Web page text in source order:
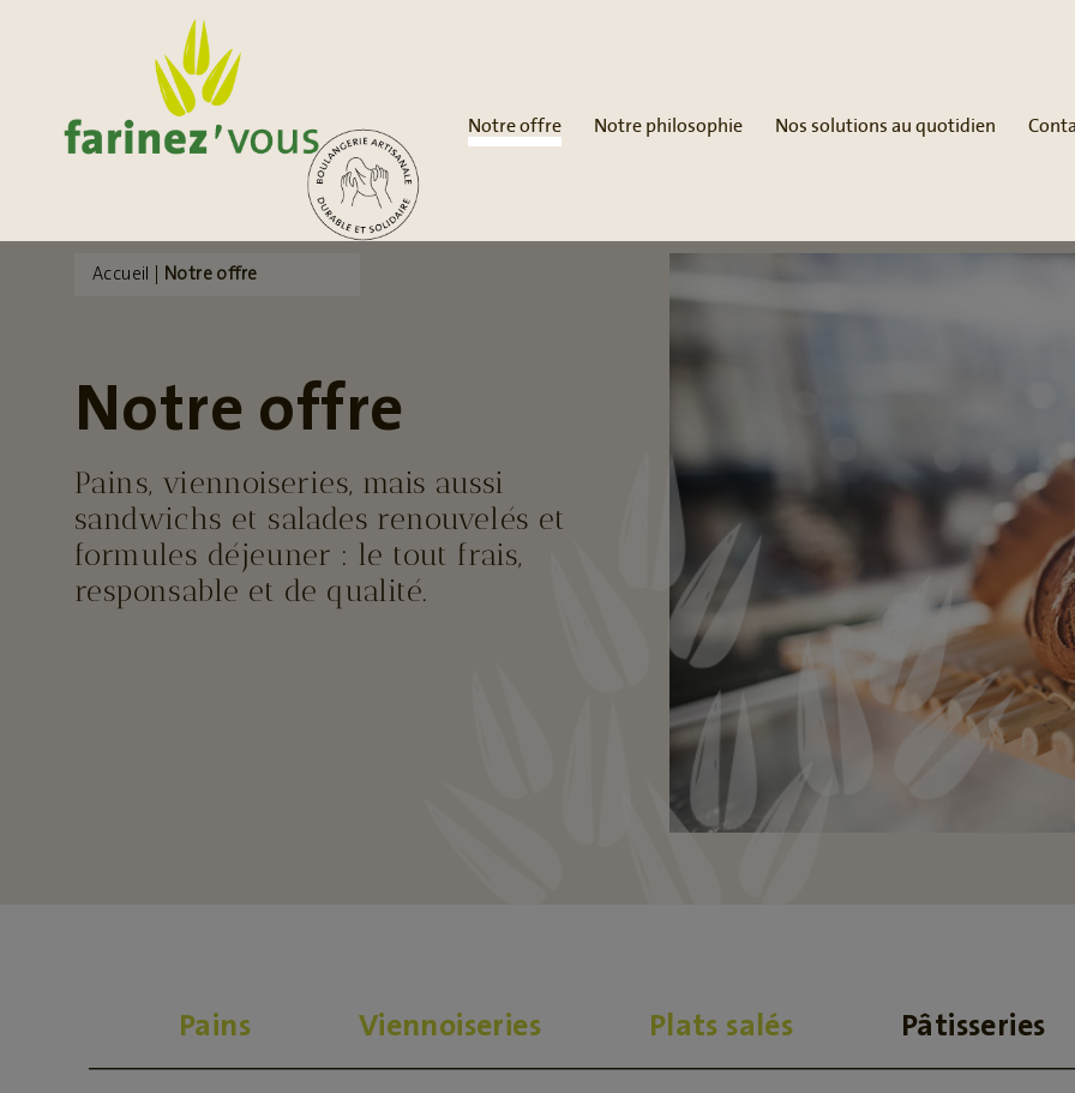
Notre offre Notre philosophie Nos solutions au quotidien
Accueil Notre offre
Notre offre
Pains, viennoiseries, mais aussi
sandwichs et salades renouvelés et
formules déjeuner : le tout frais,
responsable et de qualité.
Pains Viennoiseries Plats salés Pâtisseries